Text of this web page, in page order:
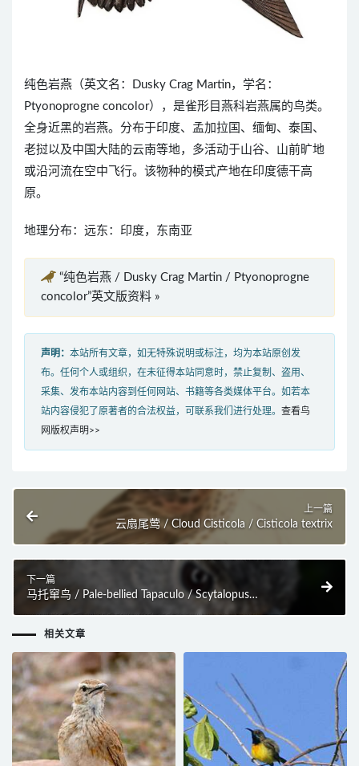
纯色岩燕（英文名：Dusky Crag Martin，学名：
Ptyonoprogne concolor），是雀形目燕科岩燕属的鸟类。
全身近黑的岩燕。分布于印度、孟加拉国、缅甸、泰国、
老挝以及中国大陆的云南等地，多活动于山谷、山前旷地
或沿河流在空中飞行。该物种的模式产地在印度德干高
原。
地理分布：远东：印度，东南亚
“纯色岩燕 / Dusky Crag Martin / Ptyonoprogne
concolor”英文版资料 »
声明： 本站所有文章，如无特殊说明或标注，均为本站原创发
布。任何个人或组织，在未征得本站同意时，禁止复制、盗用、
采集、发布本站内容到任何网站、书籍等各类媒体平台。如若本
站内容侵犯了原著者的合法权益，可联系我们进行处理。 查看鸟
网版权声明>>
上一篇
云扇尾莺 / Cloud Cisticola / Cisticola textrix
下一篇
马托窜鸟 / Pale-bellied Tapaculo / Scytalopus
相关文章